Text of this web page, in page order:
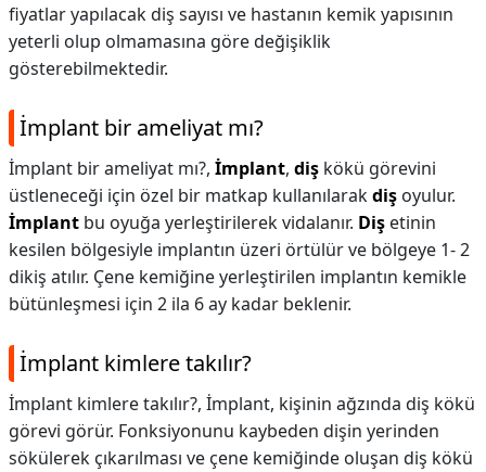
fiyatlar yapılacak diş sayısı ve hastanın kemik yapısının
yeterli olup olmamasına göre değişiklik
gösterebilmektedir.
İmplant bir ameliyat mı?
İmplant bir ameliyat mı?, İmplant, diş kökü görevini
üstleneceği için özel bir matkap kullanılarakdiş oyulur.
İmplant bu oyuğa yerleştirilerek vidalanır. Diş etinin
kesilen bölgesiyle implantın üzeri örtülür ve bölgeye 1- 2
dikiş atılır. Çene kemiğine yerleştirilen implantın kemikle
bütünleşmesi için 2 ila 6 ay kadar beklenir.
İmplant kimlere takılır?
İmplant kimlere takılır?, İmplant, kişinin ağzında diş kökü
görevi görür. Fonksiyonunu kaybeden dişin yerinden
sökülerek çıkarılması ve çene kemiğinde oluşan diş kökü